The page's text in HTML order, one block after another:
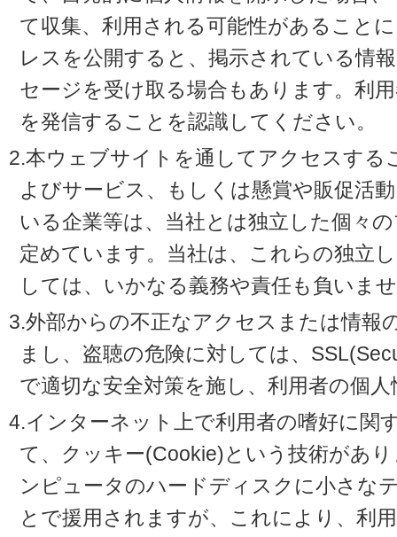
て収集、利用される可能性があること
レスを公開すると、掲示されている情
セージを受け取る場合もあります。利
を発信することを認識してください。
2.本ウェブサイトを通してアクセスする
よびサービス、もしくは懸賞や販促活
いる企業等は、当社とは独立した個々
定めています。当社は、これらの独立
しては、いかなる義務や責任も負いま
3.外部からの不正なアクセスまたは情報
まし、盗聴の危険に対しては、
で適切な安全対策を施し、利用者の個
4.インターネット上で利用者の嗜好に関
て、クッキー(Cookie)という技術があ
ンピュータのハードディスクに小さな
とで援用されますが、これにより、利